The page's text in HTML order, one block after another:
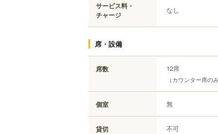
サービス料・
チャージ
なし
席・設備
席数 12席
（カウンター席の
個室 無
貸切 不可